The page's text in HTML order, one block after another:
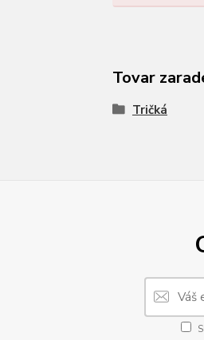
Tovar
Tričká